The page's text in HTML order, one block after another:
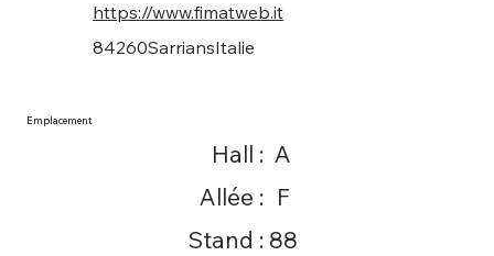
https://www.fimatweb.it
84260SarriansItalie
Hall :
Allée :
Stand :
A
F
88
Emplacement